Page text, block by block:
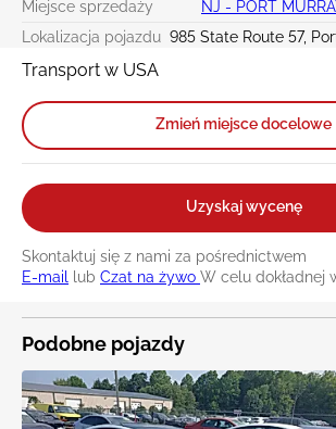
Miejsce sprzedaży NJ - PORT
Lokalizacja pojazdu 985 State Route 57,
Transport w USA
Zmień miejsce docelowe
Uzyskaj wycenę
Skontaktuj się z nami za pośrednictwem
E-mail lub Czat na żywo W celu dokładnej
Podobne pojazdy